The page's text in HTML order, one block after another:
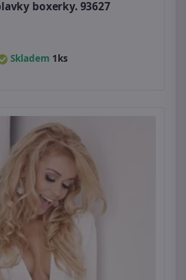
boxerky. 93627
Skladem 1ks